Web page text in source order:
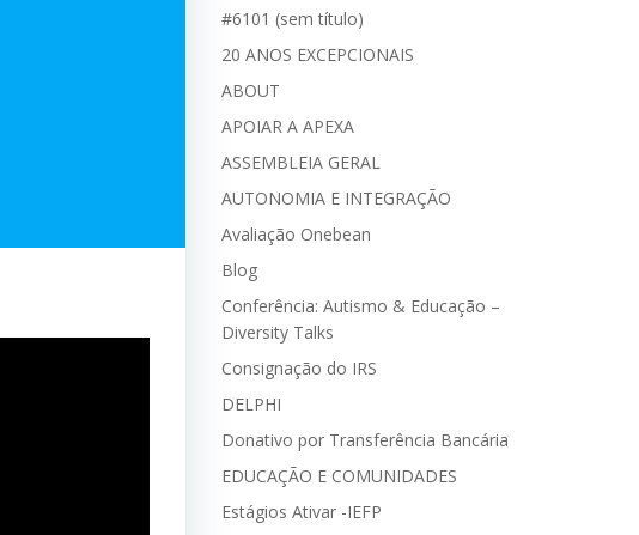
#6101 (sem título)
20 ANOS EXCEPCIONAIS
ABOUT
APOIAR A APEXA
ASSEMBLEIA GERAL
AUTONOMIA E INTEGRAÇÃO
Avaliação Onebean
Blog
Conferência: Autismo & Educação –
Diversity Talks
Consignação do IRS
DELPHI
Donativo por Transferência Bancária
EDUCAÇÃO E COMUNIDADES
Estágios Ativar -IEFP